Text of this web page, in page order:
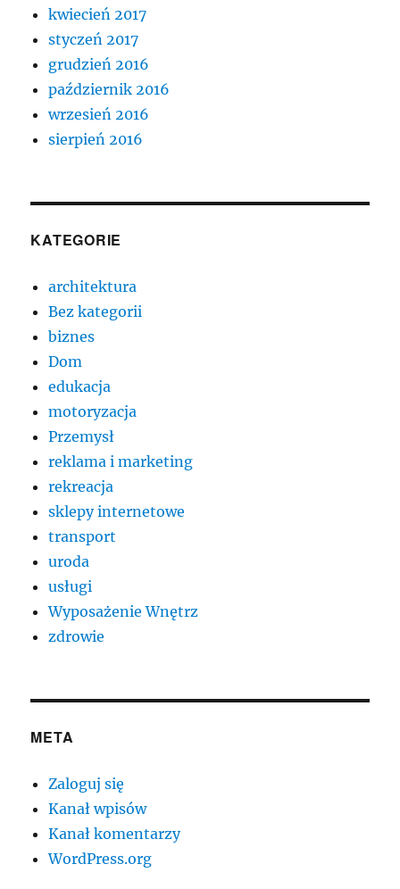
kwiecień 2017
styczeń 2017
grudzień 2016
październik 2016
wrzesień 2016
sierpień 2016
KATEGORIE
architektura
Bez kategorii
biznes
Dom
edukacja
motoryzacja
Przemysł
reklama i marketing
rekreacja
sklepy internetowe
transport
uroda
usługi
Wyposażenie Wnętrz
zdrowie
META
Zaloguj się
Kanał wpisów
Kanał komentarzy
WordPress.org